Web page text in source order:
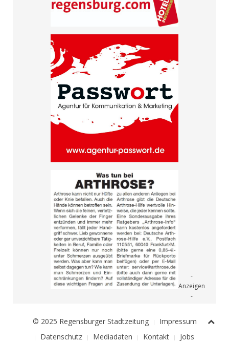
© 2025 Regensburger Stadtzeitung
Impressum
Datenschutz
Mediadaten Kontakt Jobs